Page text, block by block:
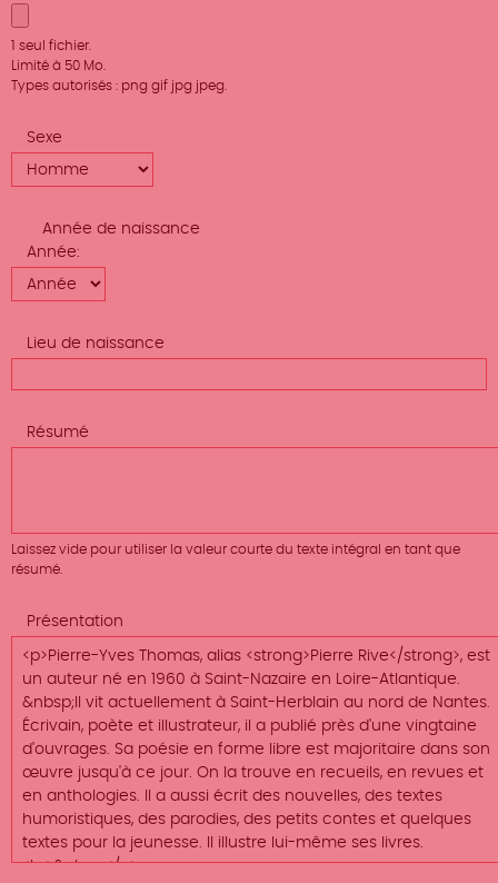
1 seul fichier.
Limité à 50 Mo.
Types autorisés : png gif jpg jpeg.
Sexe
Année de naissance
Année
Lieu de naissance
Résumé
Laissez vide pour utiliser la valeur courte du texte intégral en tant que
résumé.
Présentation